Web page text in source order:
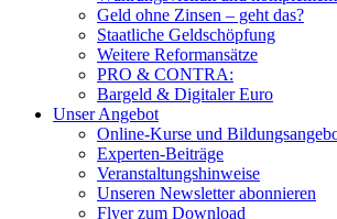
Geld ohne Zinsen – geht das?
Staatliche Geldschöpfung
Weitere Reformansätze
PRO & CONTRA:
Bargeld & Digitaler Euro
Unser Angebot
Online-Kurse und
Experten-Beiträge
Veranstaltungshinweise
Unseren Newsletter abonnieren
Flyer zum Download